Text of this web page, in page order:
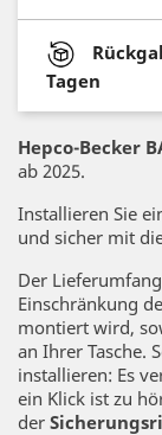
Tagen
Hepco-Becker
ab 2025.
Installieren Sie
und sicher mit
Der
Einschränkung
montiert wird,
an Ihrer Tasche.
installieren: Es
ein Klick ist zu
der